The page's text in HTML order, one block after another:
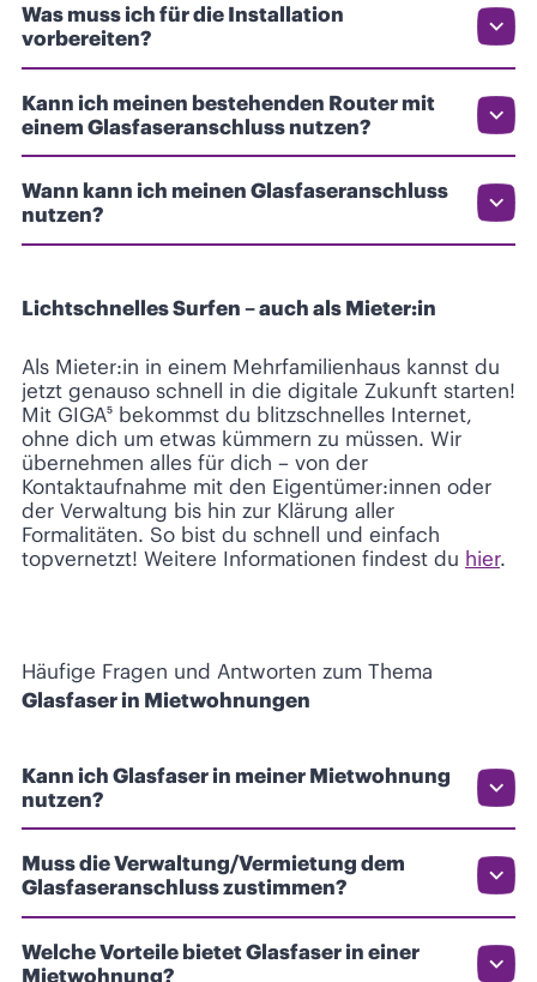
Was muss ich für die Installation
vorbereiten?
Kann ich meinen bestehenden Router mit
einem Glasfaseranschluss nutzen?
Wann kann ich meinen Glasfaseranschluss
nutzen?
Lichtschnelles Surfen – auch als Mieter:in
Als Mieter:in in einem Mehrfamilienhaus kannst du
jetzt genauso schnell in die digitale Zukunft starten!
Mit GIGA⁵ bekommst du blitzschnelles Internet,
ohne dich um etwas kümmern zu müssen. Wir
übernehmen alles für dich – von der
Kontaktaufnahme mit den Eigentümer:innen oder
der Verwaltung bis hin zur Klärung aller
Formalitäten. So bist du schnell und einfach
topvernetzt! Weitere Informationen findest du hier.
Häufige Fragen und Antworten zum Thema
Glasfaser in Mietwohnungen
Kann ich Glasfaser in meiner Mietwohnung
nutzen?
Muss die Verwaltung/Vermietung dem
Glasfaseranschluss zustimmen?
Welche Vorteile bietet Glasfaser in einer
Mietwohnung?